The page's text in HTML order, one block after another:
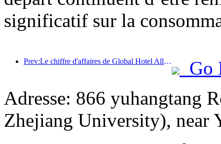
significatif sur la
Prev:Le chiffre d'affaires de Global Hotel Alliance augmentera de 15 % au premier trimestre 2025
Go
Adresse: 866 yuhangtang
Zhejiang University), near